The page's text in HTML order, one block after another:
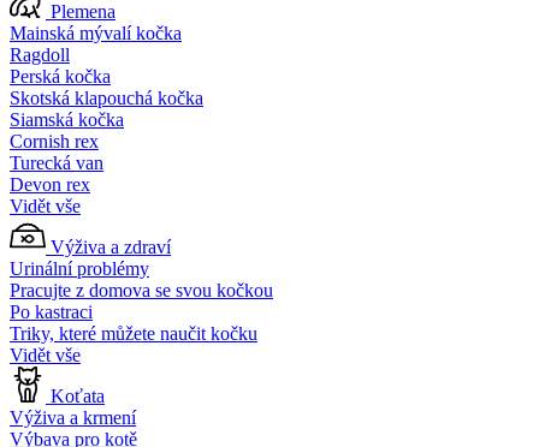
Plemena
Mainská mývalí kočka
Ragdoll
Perská kočka
Skotská klapouchá kočka
Siamská kočka
Cornish rex
Turecká van
Devon rex
Vidět vše
Výživa a zdraví
Urinální problémy
Pracujte z domova se svou kočkou
Po kastraci
Triky, které můžete naučit kočku
Vidět vše
Koťata
Výživa a krmení
Výbava pro kotě